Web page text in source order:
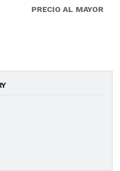
PRECIO AL MAYOR